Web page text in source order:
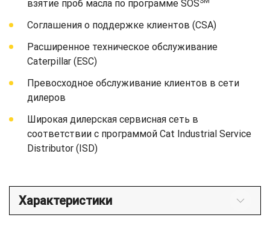
взятие проб масла по программе SOS
Соглашения о поддержке клиентов (CSA)
Расширенное техническое обслуживание
Caterpillar (ESC)
Превосходное обслуживание клиентов в сети
дилеров
Широкая дилерская сервисная сеть в
соответствии с программой Cat Industrial Service
Distributor (ISD)
Характеристики